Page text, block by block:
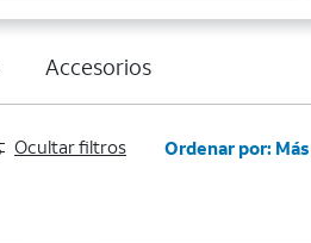
Accesorios
Ocultar filtros
Ordenar por: